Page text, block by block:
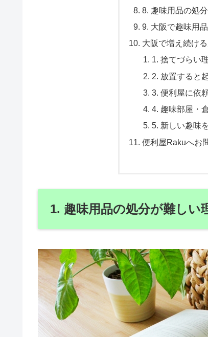
8. 趣味用品の処
9. 大阪で趣味用
大阪で増え続け
1. 捨てづらい
2. 放置すると
3. 便利屋に依
4. 趣味部屋・
5. 新しい趣味
便利屋Rakuへお
1. 趣味用品の処分が難しい